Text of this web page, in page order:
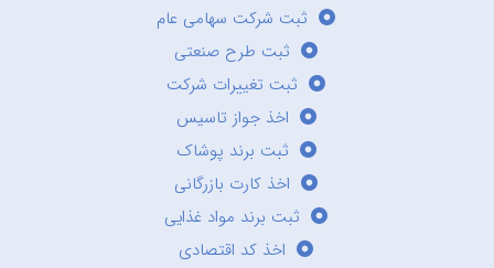
ثبت شرکت سهامی عام
ثبت طرح صنعتی
ثبت تغییرات شرکت
اخذ جواز تاسیس
ثبت برند پوشاک
اخذ کارت بازرگانی
ثبت برند مواد غذایی
اخذ کد اقتصادی